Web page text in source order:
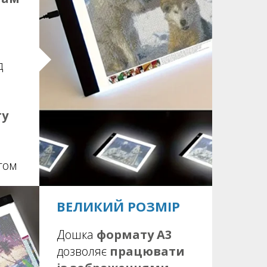
ВЕЛИКИЙ РОЗМІР
Дошка формату А3
дозволяє працювати